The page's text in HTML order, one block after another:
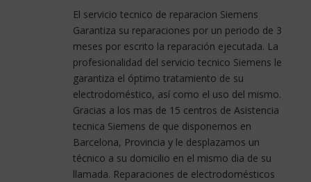
El servicio tecnico de reparacion Siemens
Garantiza su reparaciones por un periodo de 3
meses por escrito la reparación ejecutada. La
profesionalidad del servicio tecnico Siemens le
garantiza el óptimo tratamiento de su
electrodoméstico, así como el uso del mismo.
Gracias a los mas de 15 centros de Asistencia
tecnica Siemens de que disponemos en
Barcelona, Provincia y le desplazamos un
técnico a su domicilio en el mismo dia de su
llamada. Reparaciones de electrodomésticos